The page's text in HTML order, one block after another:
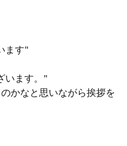
ます"
います。"
かなと思いながら挨拶を